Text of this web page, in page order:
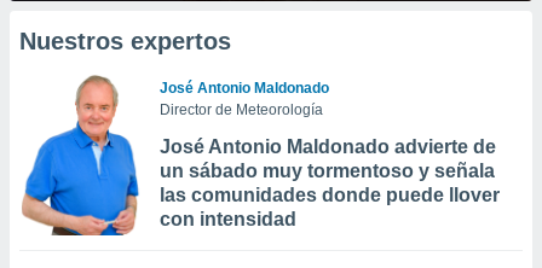
Nuestros expertos
José Antonio Maldonado
Director de Meteorología
José Antonio Maldonado advierte de
un sábado muy tormentoso y señala
las comunidades donde puede llover
con intensidad